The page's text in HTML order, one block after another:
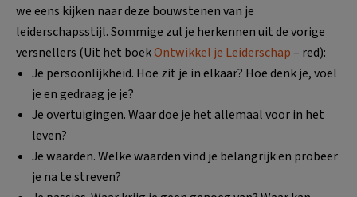
we eens kijken naar deze bouwstenen van je
leiderschapsstijl. Sommige zul je herkennen uit de vorige
versnellers (Uit het boekOntwikkel je Leiderschap– red):
Je persoonlijkheid. Hoe zit je in elkaar? Hoe denk je, voel
je en gedraag je je?
Je overtuigingen. Waar doe je het allemaal voor in het
leven?
Je waarden. Welke waarden vind je belangrijk en probeer
je na te streven?